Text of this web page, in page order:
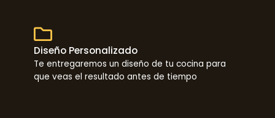
Diseño Personalizado
Te entregaremos un diseño de tu cocina para
que veas el resultado antes de tiempo